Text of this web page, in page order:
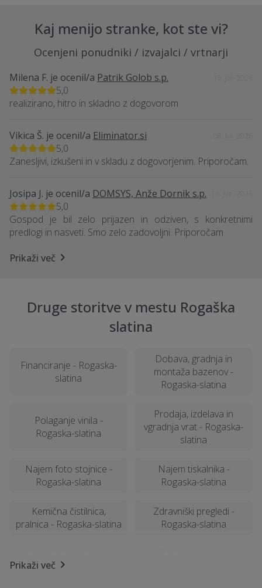
Kaj menijo stranke, kot ste vi?
Ocenjeni ponudniki / izvajalci / vrtnarji
Milena F. je ocenil/a Patrik Golob s.p.
5,0
realizirano, hitro in skladno z dogovorom
Vikica Š. je ocenil/a Eliminator.si
5,0
Zanesljivi, izkušeni in v skladu z dogovorjenim. Priporočam.
Josipa J. je ocenil/a DOMSYS, Anže Dornik s.p.
5,0
Gospod je bil zelo prijazen in odziven, s konkretnimi
predlogi in nasveti. Smo zelo zadovoljni. Priporočam
Prikaži več
Druge storitve v mestu Rogaška
slatina
Financiranje - Rogaska-
slatina
Dobava, gradnja in
montaža bazenov -
Rogaska-slatina
Polaganje vinila -
Rogaska-slatina
Prodaja, izdelava in
vgradnja vrat - Rogaska-
slatina
Najem foto stojnice -
Rogaska-slatina
Najem tiskalnika -
Rogaska-slatina
Kemična čistilnica,
pralnica - Rogaska-slatina
Zdravniški pregledi -
Rogaska-slatina
Rogaska-slatina
Prikaži več